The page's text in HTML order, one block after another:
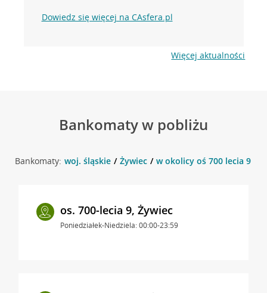
Dowiedz się więcej na CAsfera.pl
Więcej aktualności
Bankomaty w pobliżu
Bankomaty: woj. śląskie Żywiec w okolicy oś 700 lecia 9 ,
os. 700-lecia 9, Żywiec
Poniedziałek-Niedziela: 00:00-23:59